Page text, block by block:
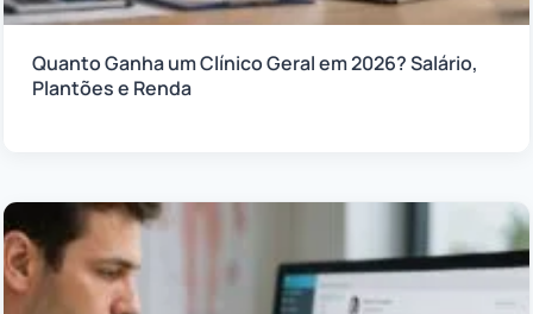
Quanto Ganha um Clínico Geral em 2026? Salário,
Plantões e Renda